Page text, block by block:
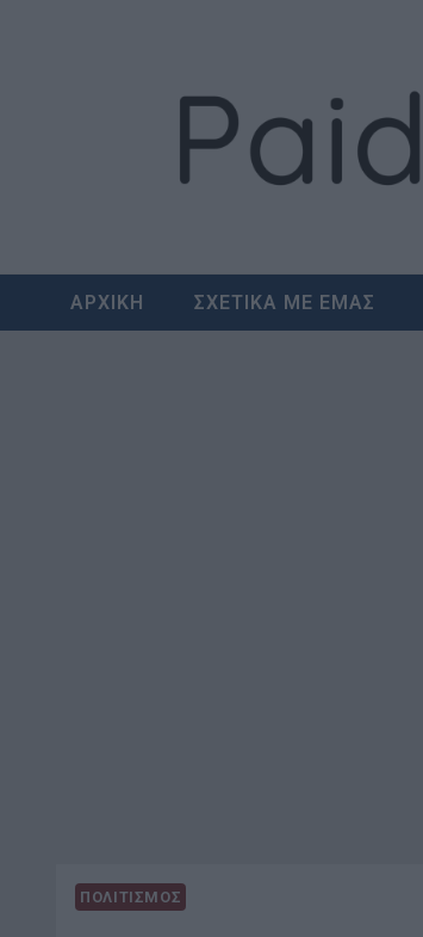
ΑΡΧΙΚΗ ΣΧΕΤΙΚΑ ΜΕ ΕΜΑΣ
ΠΟΛΙΤΙΣΜΟΣ